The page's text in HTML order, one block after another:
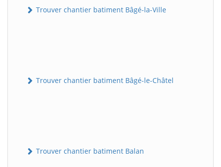
Trouver chantier batiment Bâgé-la-Ville
Trouver chantier batiment Bâgé-le-Châtel
Trouver chantier batiment Balan